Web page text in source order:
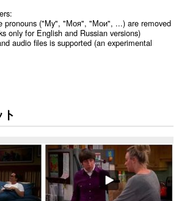
pronouns ("My", "Моя", "Мои", ...) are removed
only for English and Russian versions)
audio files is supported (an experimental